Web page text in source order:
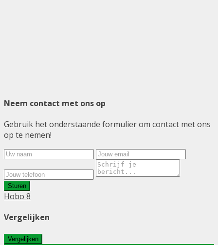
Neem contact met ons op
Gebruik het onderstaande formulier om contact met ons
op te nemen!
Sturen
Hobo 8
Vergelijken
Vergelijken